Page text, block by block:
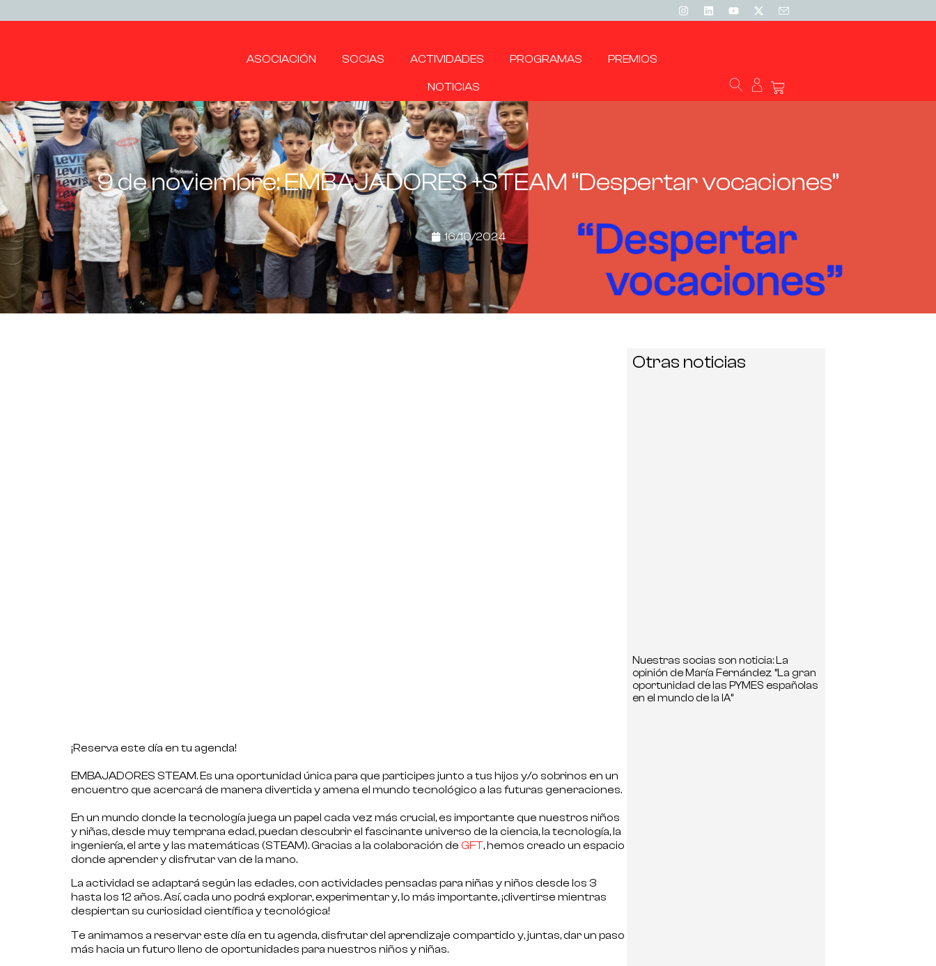
ASOCIACIÓN SOCIAS ACTIVIDADES PROGRAMAS PREMIOS
NOTICIAS
9 de noviembre: EMBAJADORES +STEAM “Despertar vocaciones”
16/10/2024
¡Reserva este día en tu agenda!
EMBAJADORES STEAM.Es una oportunidad única para que participes junto a tus hijos y/o sobrinos en un
encuentro que acercará de manera divertida y amena el mundo tecnológico a las futuras generaciones.
En un mundo donde la tecnología juega un papel cada vez más crucial, es importante que nuestros niños
y niñas, desde muy temprana edad, puedan descubrir el fascinante universo de la ciencia, la tecnología, la
ingeniería, el arte y las matemáticas (STEAM).Gracias a la colaboración de GFT, hemos creado un espacio
donde aprender y disfrutar van de la mano.
La actividad se adaptará según las edades, con actividades pensadas para niñas y niños desde los 3
hasta los 12 años.Así, cada uno podrá explorar, experimentar y, lo más importante,¡divertirse mientras
despiertan su curiosidad científica y tecnológica!
Te animamos a reservar este día en tu agenda, disfrutar del aprendizaje compartido y, juntas, dar un paso
más hacia un futuro lleno de oportunidades para nuestros niños y niñas.
Otras noticias
Nuestras socias son noticia: La
opinión de María Fernández “La gran
oportunidad de las PYMES españolas
en el mundo de la IA”